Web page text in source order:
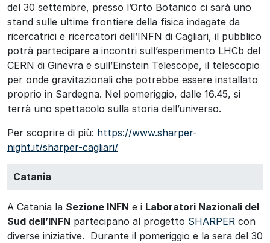
del 30 settembre, presso l’Orto Botanico ci sarà uno
stand sulle ultime frontiere della fisica indagate da
ricercatrici e ricercatori dell’INFN di Cagliari, il pubblico
potrà partecipare a incontri sull’esperimento LHCb del
CERN di Ginevra e sull’Einstein Telescope, il telescopio
per onde gravitazionali che potrebbe essere installato
proprio in Sardegna. Nel pomeriggio, dalle 16.45, si
terrà uno spettacolo sulla storia dell’universo.
Per scoprire di più: https://www.sharper-
night.it/sharper-cagliari/
Catania
A Catania la Sezione INFN e i Laboratori Nazionali del
Sud dell’INFN partecipano al progetto SHARPER con
diverse iniziative. Durante il pomeriggio e la sera del 30